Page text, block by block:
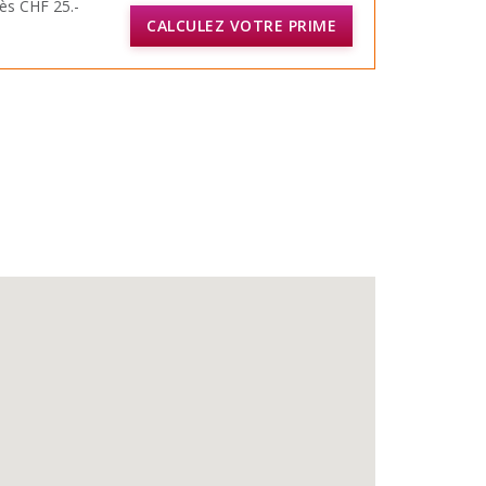
en ligne. Ladite candidature est à
CHF 25.-
CALCULEZ VOTRE PRIME